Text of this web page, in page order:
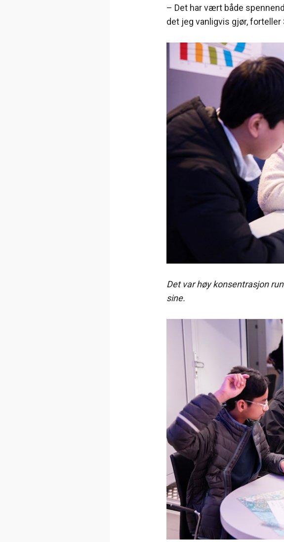
– Det har vært både
det jeg vanligvis gjør, forteller
Det var høy konsentrasjon
sine.